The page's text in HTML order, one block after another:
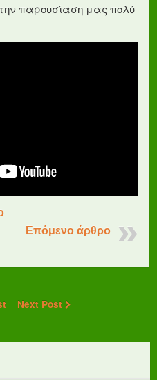
παρουσίαση μας πολύ
Επόμενο άρθρο
Next Post